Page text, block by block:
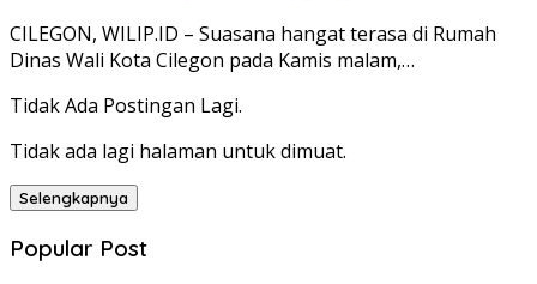
CILEGON, WILIP.ID – Suasana hangat terasa di Rumah
Dinas Wali Kota Cilegon pada Kamis malam,…
Tidak Ada Postingan Lagi.
Tidak ada lagi halaman untuk dimuat.
Selengkapnya
Popular Post